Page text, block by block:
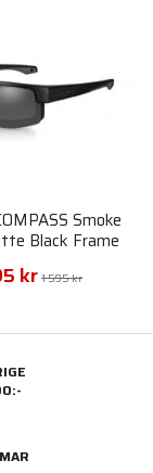
Smoke
Black Frame
kr 1 595 kr